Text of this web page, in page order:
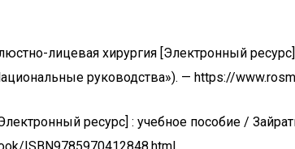
лицевая хирургия [Электронный
руководства»). — https://
ресурс] : учебное пособие /